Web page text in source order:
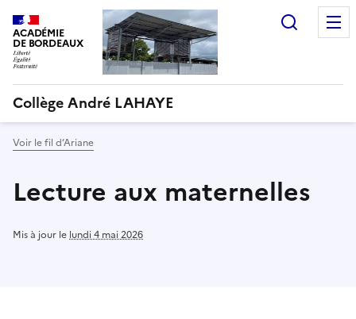
ACADÉMIE
DE BORDEAUX
Collège André LAHAYE
Voir le fil d’Ariane
Lecture aux maternelles
Mis à jour le lundi 4 mai 2026